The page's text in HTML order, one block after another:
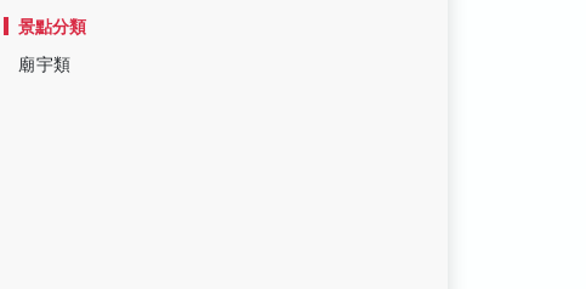
景點分類
廟宇類